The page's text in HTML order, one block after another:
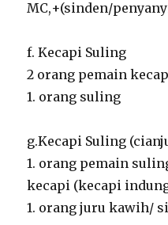
MC,+(sinden/
f. Kecapi Suling
2 orang pemain
1. orang suling
g.Kecapi Suling
1. orang pemain
kecapi (kecapi
1. orang juru kawih/